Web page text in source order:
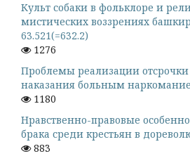
Культ собаки в фольклоре и
мистических воззрениях
63.521(=632.2)
1276
Проблемы реализации
наказания больным
1180
Нравственно-правовые
брака среди крестьян в
883